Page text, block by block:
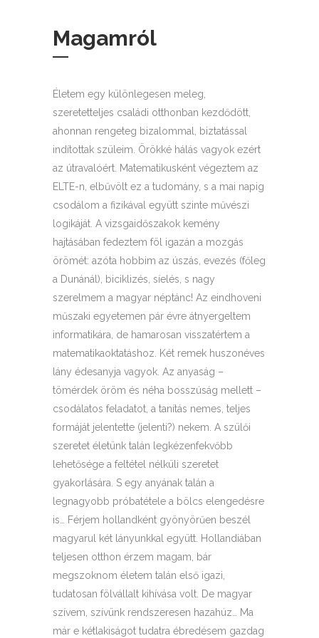
Magamról
Életem egy különlegesen meleg,
szeretetteljes családi otthonban kezdődött,
ahonnan rengeteg bizalommal, biztatással
indítottak szüleim. Örökké hálás vagyok ezért
az útravalóért. Matematikusként végeztem az
ELTE-n, elbűvölt ez a tudomány, s a mai napig
csodálom a fizikával együtt szinte művészi
logikáját. A vizsgaidőszakok kemény
hajtásában fedeztem föl igazán a mozgás
örömét: azóta hobbim az úszás, evezés (főleg
a Dunánál), biciklizés, síelés, s nagy
szerelmem a magyar néptánc! Az eindhoveni
műszaki egyetemen pár évre átnyergeltem
informatikára, de hamarosan visszatértem a
matematikaoktatáshoz. Két remek huszonéves
lány édesanyja vagyok. Az anyaság –
tömérdek öröm és néha bosszúság mellett –
csodálatos feladatot, a tanítás nemes, teljes
formáját jelentette (jelenti?) nekem. A szülői
szeretet életünk talán legkézenfekvőbb
lehetősége a feltétel nélküli szeretet
gyakorlására. S egy anyának talán a
legnagyobb próbatétele a bölcs elengedésre
is… Férjem hollandként gyönyörűen beszél
magyarul két lányunkkal együtt. Hollandiában
teljesen otthon érzem magam, bár
megszoknom életem talán első igazi,
tudatosan fölvállalt kihívása volt. De magyar
szívem, szívünk rendszeresen hazahúz… Ma
már e kétlakiságot tudatra ébredésem gazdag